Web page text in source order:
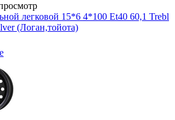
легковой 15*6 4*100 Et40 60,1 Trebl
(Логан,тойота)